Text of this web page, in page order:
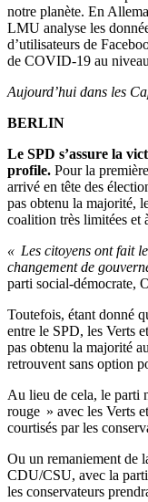
notre planète. En
LMU analyse les
d’utilisateurs de
de COVID-19 au
Aujourd’hui dans les
BERLIN
Le SPD s’assure la
profile. Pour la
arrivé en tête des
pas obtenu la majorité,
coalition très limitées et
« Les citoyens ont fait
changement de
parti social-démocrate,
Toutefois, étant donné
entre le SPD, les Verts
pas obtenu la majorité
retrouvent sans option
Au lieu de cela, le parti
rouge » avec les Verts
courtisés par les
Ou un remaniement de
CDU/CSU, avec la
les conservateurs